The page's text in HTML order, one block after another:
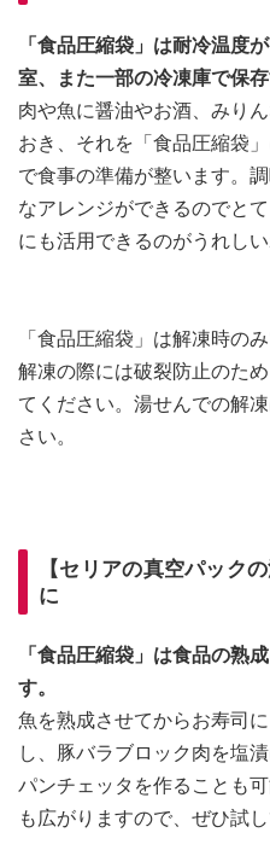
「食品圧縮袋」は耐冷温度
室、また一部の冷凍庫で保
肉や魚に醤油やお酒、みり
おき、それを「食品圧縮袋
で食事の準備が整います。
なアレンジができるのでと
にも活用できるのがうれしい
「食品圧縮袋」は解凍時の
解凍の際には破裂防止のた
てください。湯せんでの解
さい。
【セリアの真空パック
に
「食品圧縮袋」は食品の熟
す。
魚を熟成させてからお寿司
し、豚バラブロック肉を塩
パンチェッタを作ることも
も広がりますので、ぜひ試